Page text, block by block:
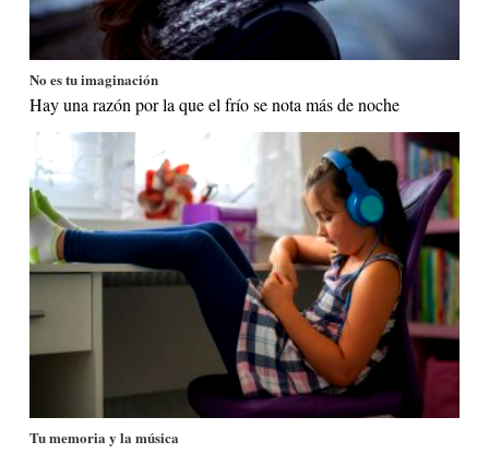
No es tu imaginación
Hay una razón por la que el frío se nota más de noche
Tu memoria y la música